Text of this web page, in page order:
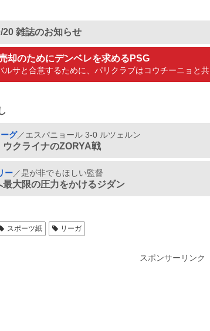
20 雑誌のお知らせ
却のためにデンベレを求めるPSG
ルサと合意するために、パリクラブはコウチーニョと
グ／エスパニョール 3-0 ルツェルン
ウクライナのZORYA戦
ー／是が非でもほしい監督
最大限の圧力をかけるジダン
スポーツ紙 リーガ
スポンサーリンク